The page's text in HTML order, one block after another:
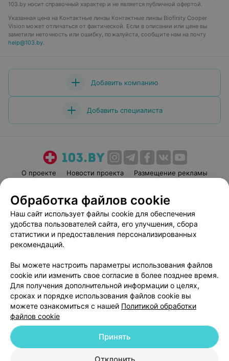
103.by носит справочный характер и не является публичной офертой.
Указанная цена на Контактные линзы Контактные линзы Biofinity Cooper
Vision может отличаться от фактической. Если в описании или цене вы
заметили неточность или ошибку, пожалуйста, сообщите нам на почту
help@103.by.
Добавить компанию
Добавить специалиста
О проекте Новости проекта
Размещение рекламы
Пользовательское соглашение
Способы оплаты
Вакансии
Партнеры
Написать руководителю 103.by
Обработка персональных данных
© 2026 ООО «Артокс Лаб», УНП 191700409
| 220012, Республика Беларусь,
г. Минск, улица Толбухина, 2, пом. 16 | help@103.by
Обработка файлов cookie
Наш сайт использует файлы cookie для обеспечения
удобства пользователей сайта, его улучшения, сбора
статистики и предоставления персонализированных
рекомендаций.
Вы можете настроить параметры использования файлов
cookie или изменить свое согласие в более позднее время.
Для получения дополнительной информации о целях,
сроках и порядке использования файлов cookie вы
можете ознакомиться с нашей Политикой обработки
файлов cookie
Принять